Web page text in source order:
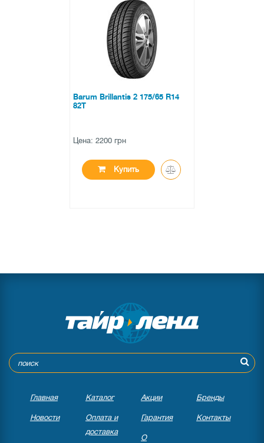
Barum Brillantis 2 175/65 R14
82T
Цена: 2200 грн
Купить
Главная Каталог Акции Бренды
Новости
Оплата и
доставка
Гарантия Контакты
О